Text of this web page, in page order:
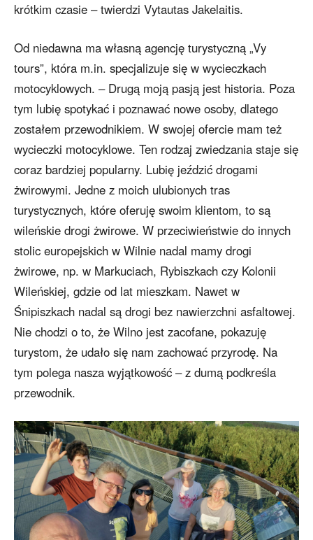
krótkim czasie – twierdzi Vytautas Jakelaitis.
Od niedawna ma własną agencję turystyczną „Vy
tours”, która m.in. specjalizuje się w wycieczkach
motocyklowych. – Drugą moją pasją jest historia. Poza
tym lubię spotykać i poznawać nowe osoby, dlatego
zostałem przewodnikiem. W swojej ofercie mam też
wycieczki motocyklowe. Ten rodzaj zwiedzania staje się
coraz bardziej popularny. Lubię jeździć drogami
żwirowymi. Jedne z moich ulubionych tras
turystycznych, które oferuję swoim klientom, to są
wileńskie drogi żwirowe. W przeciwieństwie do innych
stolic europejskich w Wilnie nadal mamy drogi
żwirowe, np. w Markuciach, Rybiszkach czy Kolonii
Wileńskiej, gdzie od lat mieszkam. Nawet w
Śnipiszkach nadal są drogi bez nawierzchni asfaltowej.
Nie chodzi o to, że Wilno jest zacofane, pokazuję
turystom, że udało się nam zachować przyrodę. Na
tym polega nasza wyjątkowość – z dumą podkreśla
przewodnik.